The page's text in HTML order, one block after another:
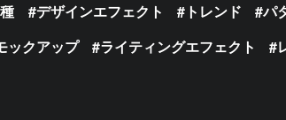
デザインエフェクト トレンド パ
ックアップ
ライティングエフェクト